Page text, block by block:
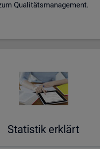
Qualitätsmanagement.
Sta­tis­tik er­klärt